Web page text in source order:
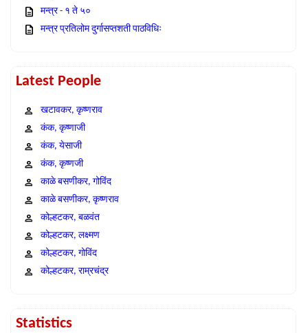
मन्त्र - १ ते ५०
मन्त्र प्रतिलोम दुर्गासप्तशती पाठविधिः
Latest People
खटावकर, कृष्णराव
कंक, कृष्णाजी
कंक, येसाजी
कंक, कृष्णजी
काळे बसणीकर, गोविंद
काळे बसणीकर, कृष्णराव
कोल्हटकर, बळवंत
कोल्हटकर, लक्ष्मण
कोल्हटकर, गोविंद
कोल्हटकर, राम्रचंद्र
Statistics